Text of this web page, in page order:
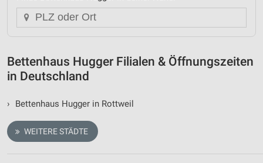
Bettenhaus Hugger Filialen & Öffnungszeiten
in Deutschland
› Bettenhaus Hugger in Rottweil
WEITERE STÄDTE